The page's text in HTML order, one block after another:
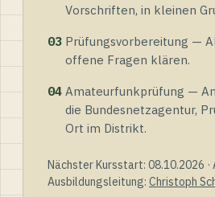
Vorschriften, in kleinen
03 Prüfungsvorbereitung —
offene Fragen klären.
04 Amateurfunkprüfung —
die Bundesnetzagentur,
Ort im Distrikt.
Nächster Kursstart: 08.10.2026
Ausbildungsleitung: Christoph